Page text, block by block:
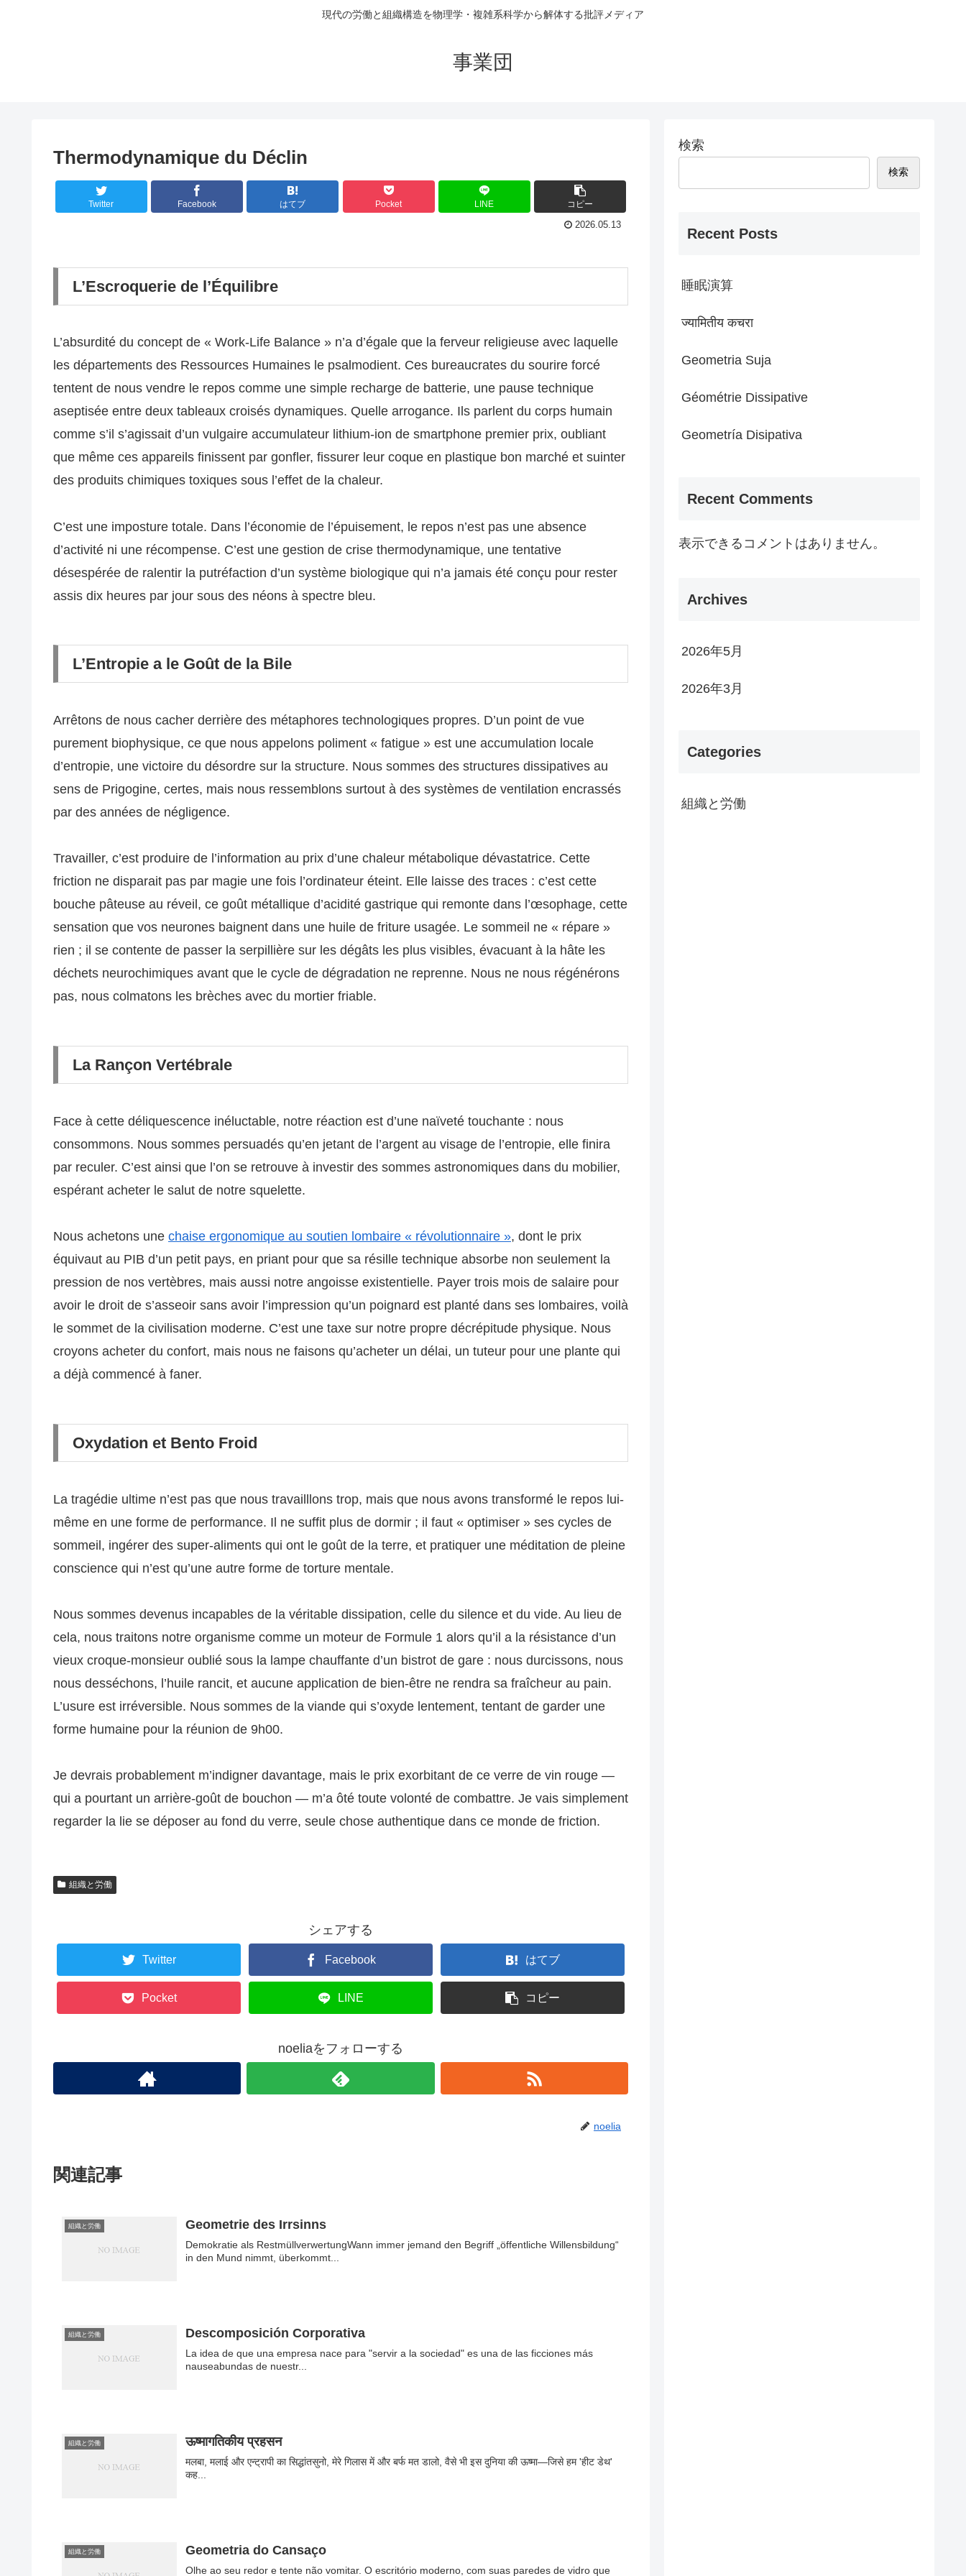
現代の労働と組織構造を物理学・複雑系科学から解体する批評メディア
事業団
Thermodynamique du Déclin
Twitter Facebook はてブ Pocket LINE コピー
2026.05.13
L’Escroquerie de l’Équilibre
L’absurdité du concept de « Work-Life Balance » n’a d’égale que la ferveur religieuse avec laquelle
les départements des Ressources Humaines le psalmodient. Ces bureaucrates du sourire forcé
tentent de nous vendre le repos comme une simple recharge de batterie, une pause technique
aseptisée entre deux tableaux croisés dynamiques. Quelle arrogance. Ils parlent du corps humain
comme s’il s’agissait d’un vulgaire accumulateur lithium-ion de smartphone premier prix, oubliant
que même ces appareils finissent par gonfler, fissurer leur coque en plastique bon marché et suinter
des produits chimiques toxiques sous l’effet de la chaleur.
C’est une imposture totale. Dans l’économie de l’épuisement, le repos n’est pas une absence
d’activité ni une récompense. C’est une gestion de crise thermodynamique, une tentative
désespérée de ralentir la putréfaction d’un système biologique qui n’a jamais été conçu pour rester
assis dix heures par jour sous des néons à spectre bleu.
L’Entropie a le Goût de la Bile
Arrêtons de nous cacher derrière des métaphores technologiques propres. D’un point de vue
purement biophysique, ce que nous appelons poliment « fatigue » est une accumulation locale
d’entropie, une victoire du désordre sur la structure. Nous sommes des structures dissipatives au
sens de Prigogine, certes, mais nous ressemblons surtout à des systèmes de ventilation encrassés
par des années de négligence.
Travailler, c’est produire de l’information au prix d’une chaleur métabolique dévastatrice. Cette
friction ne disparait pas par magie une fois l’ordinateur éteint. Elle laisse des traces : c’est cette
bouche pâteuse au réveil, ce goût métallique d’acidité gastrique qui remonte dans l’œsophage, cette
sensation que vos neurones baignent dans une huile de friture usagée. Le sommeil ne « répare »
rien ; il se contente de passer la serpillière sur les dégâts les plus visibles, évacuant à la hâte les
déchets neurochimiques avant que le cycle de dégradation ne reprenne. Nous ne nous régénérons
pas, nous colmatons les brèches avec du mortier friable.
La Rançon Vertébrale
Face à cette déliquescence inéluctable, notre réaction est d’une naïveté touchante : nous
consommons. Nous sommes persuadés qu’en jetant de l’argent au visage de l’entropie, elle finira
par reculer. C’est ainsi que l’on se retrouve à investir des sommes astronomiques dans du mobilier,
espérant acheter le salut de notre squelette.
Nous achetons une chaise ergonomique au soutien lombaire « révolutionnaire », dont le prix
équivaut au PIB d’un petit pays, en priant pour que sa résille technique absorbe non seulement la
pression de nos vertèbres, mais aussi notre angoisse existentielle. Payer trois mois de salaire pour
avoir le droit de s’asseoir sans avoir l’impression qu’un poignard est planté dans ses lombaires, voilà
le sommet de la civilisation moderne. C’est une taxe sur notre propre décrépitude physique. Nous
croyons acheter du confort, mais nous ne faisons qu’acheter un délai, un tuteur pour une plante qui
a déjà commencé à faner.
Oxydation et Bento Froid
La tragédie ultime n’est pas que nous travailllons trop, mais que nous avons transformé le repos lui-
même en une forme de performance. Il ne suffit plus de dormir ; il faut « optimiser » ses cycles de
sommeil, ingérer des super-aliments qui ont le goût de la terre, et pratiquer une méditation de pleine
conscience qui n’est qu’une autre forme de torture mentale.
Nous sommes devenus incapables de la véritable dissipation, celle du silence et du vide. Au lieu de
cela, nous traitons notre organisme comme un moteur de Formule 1 alors qu’il a la résistance d’un
vieux croque-monsieur oublié sous la lampe chauffante d’un bistrot de gare : nous durcissons, nous
nous desséchons, l’huile rancit, et aucune application de bien-être ne rendra sa fraîcheur au pain.
L’usure est irréversible. Nous sommes de la viande qui s’oxyde lentement, tentant de garder une
forme humaine pour la réunion de 9h00.
Je devrais probablement m’indigner davantage, mais le prix exorbitant de ce verre de vin rouge —
qui a pourtant un arrière-goût de bouchon — m’a ôté toute volonté de combattre. Je vais simplement
regarder la lie se déposer au fond du verre, seule chose authentique dans ce monde de friction.
組織と労働
シェアする
Twitter Facebook はてブ
Pocket LINE コピー
noeliaをフォローする
noelia
関連記事
組織と労働 Geometrie des Irrsinns
Demokratie als RestmüllverwertungWann immer jemand den Begriff „öffentliche Willensbildung“
in den Mund nimmt, überkommt...
組織と労働 Descomposición Corporativa
La idea de que una empresa nace para "servir a la sociedad" es una de las ficciones más
nauseabundas de nuestr...
組織と労働 ऊष्मागतिकीय प्रहसन
मलबा, मलाई और एन्ट्रापी का सिद्धांतसुनो, मेरे गिलास में और बर्फ मत डालो, वैसे भी इस दुनिया की ऊष्मा—जिसे हम 'हीट डेथ'
कह...
組織と労働 Geometria do Cansaço
Olhe ao seu redor e tente não vomitar. O escritório moderno, com suas paredes de vidro que
検索
検索
Recent Posts
睡眠演算
ज्यामितीय कचरा
Geometria Suja
Géométrie Dissipative
Geometría Disipativa
Recent Comments
表示できるコメントはありません。
Archives
2026年5月
2026年3月
Categories
組織と労働